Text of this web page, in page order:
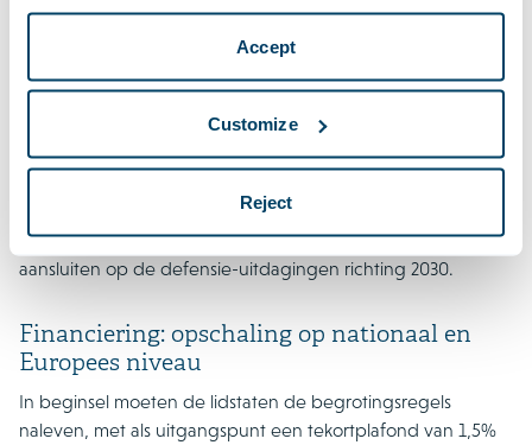
Accept
Customize
Reject
De Commissie geeft prioriteit aan defensiegerelateerde
zijn aan het SAFE-instrument. Bij de beoordeling weegt de
Commissie mee of projecten afhankelijkheden van derde
landen verminderen, kritieke capaciteitslacunes dichten en
Daarnaast werkt de Commissie samen met lidstaten aan een
herziening van de staatssteunkaders, zodat deze beter
aansluiten op de defensie-uitdagingen richting 2030.
Financiering: opschaling op nationaal en
Europees niveau
In beginsel moeten de lidstaten de begrotingsregels
naleven, met als uitgangspunt een tekortplafond van 1,5%